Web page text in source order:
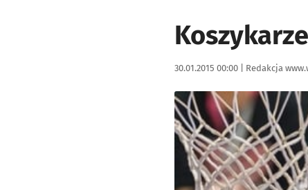
Data publikacji:
30.01.2015 00:00 | Autor:
Redakcja
Kliknij, aby powiększyć